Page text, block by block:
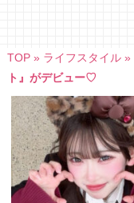
TOP» ライフスタイル»
ト』がデビュー♡